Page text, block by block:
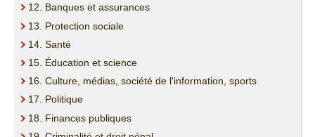
12. BANQUES ET ASSURANCES
13. PROTECTION SOCIALE ET PAUVRETÉ
14. SANTÉ
12. Banques et assurances
13. Protection sociale
14. Santé
15. Éducation et science
16. Culture, médias, société de l'information, sports
17. Politique
18. Finances publiques